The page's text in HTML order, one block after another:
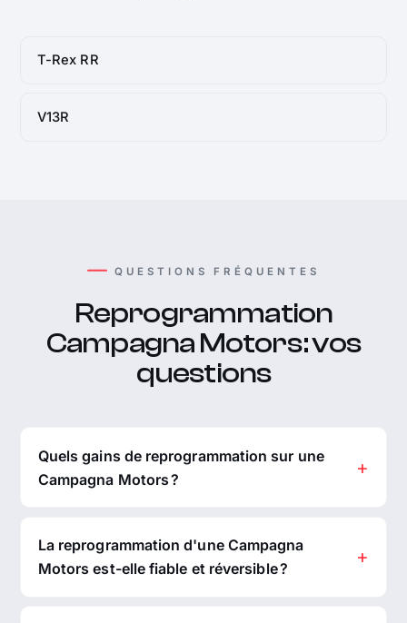
T-Rex RR
V13R
QUESTIONS FRÉQUENTES
Reprogrammation
Campagna Motors : vos
questions
Quels gains de reprogrammation sur une
Campagna Motors ?
La reprogrammation d'une Campagna
Motors est-elle fiable et réversible ?